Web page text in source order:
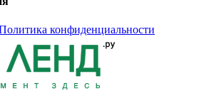
конфиденциальности